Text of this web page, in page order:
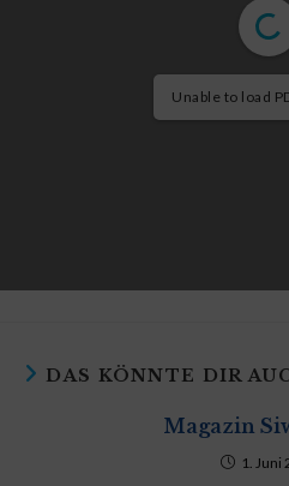
Unable to load
DAS KÖNNTE DIR
Magazin
1. Juni